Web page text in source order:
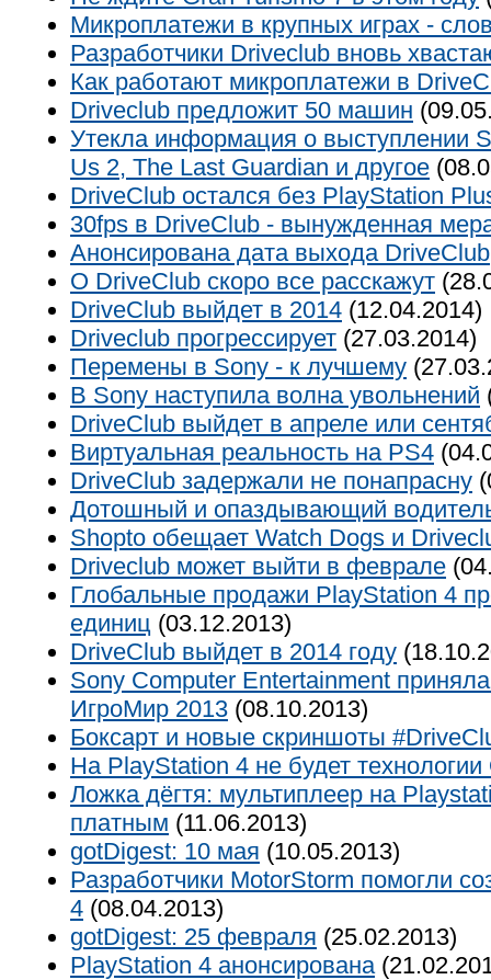
Микроплатежи в крупных играх -
Разработчики Driveclub вновь
Как работают микроплатежи в
Driveclub предложит 50 машин
Утекла информация о выступлении
Us 2, The Last Guardian и другое
DriveClub остался без PlayStation
30fps в DriveClub - вынужденная
Анонсирована дата выхода DriveClub
О DriveClub скоро все расскажут
DriveClub выйдет в 2014 (12.04.2014)
Driveclub прогрессирует (27.03.2014)
Перемены в Sony - к лучшему
В Sony наступила волна увольнений
DriveClub выйдет в апреле или
Виртуальная реальность на PS4
DriveClub задержали не понапрасну
Дотошный и опаздывающий
Shopto обещает Watch Dogs и
Driveclub может выйти в феврале
Глобальные продажи PlayStation 4
единиц (03.12.2013)
DriveClub выйдет в 2014 году
Sony Computer Entertainment
ИгроМир 2013 (08.10.2013)
Боксарт и новые скриншоты
На PlayStation 4 не будет
Ложка дёгтя: мультиплеер на
платным (11.06.2013)
gotDigest: 10 мая (10.05.2013)
Разработчики MotorStorm помогли
4 (08.04.2013)
gotDigest: 25 февраля (25.02.2013)
PlayStation 4 анонсирована